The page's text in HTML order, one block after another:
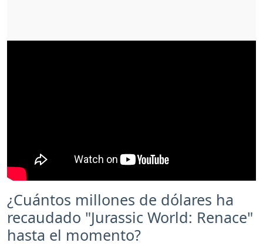
¿Cuántos millones de dólares ha
recaudado "Jurassic World: Renace"
hasta el momento?